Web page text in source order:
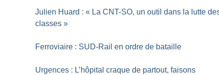
Julien Huard : « La CNT-SO, un outil dans la lutte
classes »
Ferroviaire : SUD-Rail en ordre de bataille
Urgences : L’hôpital craque de partout, faisons